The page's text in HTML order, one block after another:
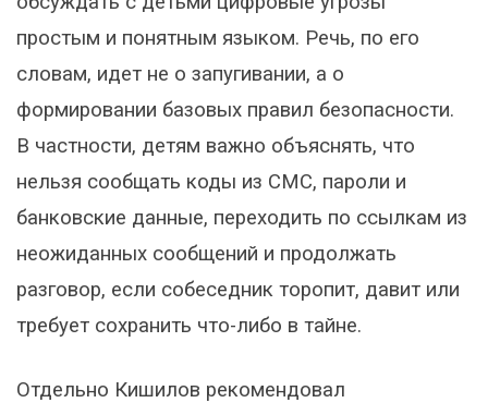
простым и понятным языком. Речь, по его
словам, идет не о запугивании, а о
формировании базовых правил безопасности.
В частности, детям важно объяснять, что
нельзя сообщать коды из СМС, пароли и
банковские данные, переходить по ссылкам из
неожиданных сообщений и продолжать
разговор, если собеседник торопит, давит или
требует сохранить что-либо в тайне.
Отдельно Кишилов рекомендовал